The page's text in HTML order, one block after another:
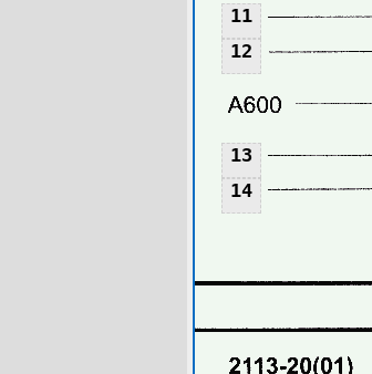
11
11
12
12
13
14